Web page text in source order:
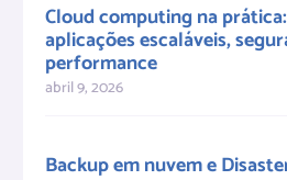
Cloud computing na
aplicações escaláveis,
performance
abril 9, 2026
Backup em nuvem e